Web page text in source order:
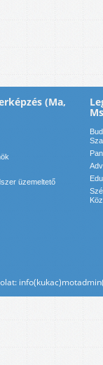
(Ma,
üzemeltető